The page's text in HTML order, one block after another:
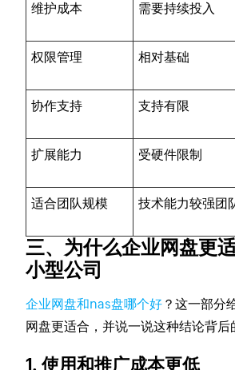
维护成本 需要持续投入
权限管理 相对基础
协作支持 支持有限
扩展能力 受硬件限制
适合团队规模 技术能力较强团
三、为什么企业网盘更
小型公司
企业网盘和nas盘哪个好 ？这一部
网盘更适合，并说一说这种结论背后
1. 使用和推广成本更低